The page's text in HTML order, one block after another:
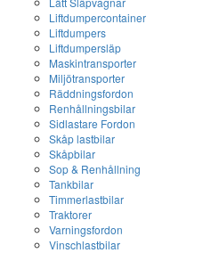
Liftdumpercontainer
Liftdumpers
Liftdumpersläp
Maskintransporter
Miljötransporter
Räddningsfordon
Renhållningsbilar
Sidlastare Fordon
Skåp lastbilar
Skåpbilar
Sop & Renhållning
Tankbilar
Timmerlastbilar
Traktorer
Varningsfordon
Vinschlastbilar